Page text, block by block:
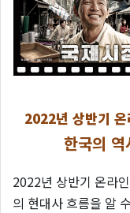
2022년 상반기
한국의
2022년 상반기 온라
의 현대사 흐름을 알